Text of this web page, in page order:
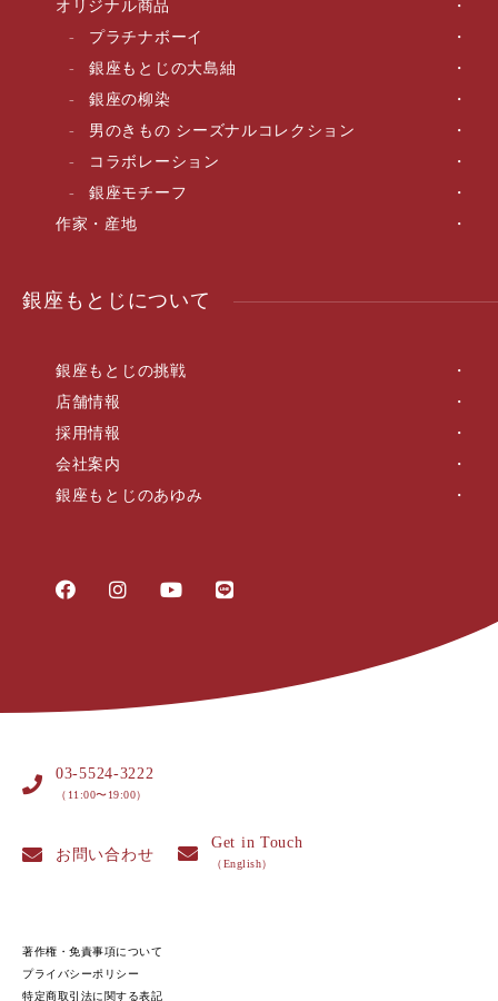
オリジナル商品
プラチナボーイ
銀座もとじの大島紬
銀座の柳染
男のきもの シーズナルコレクション
コラボレーション
銀座モチーフ
作家・産地
銀座もとじについて
銀座もとじの挑戦
店舗情報
採用情報
会社案内
銀座もとじのあゆみ
03-5524-3222
（11:00〜19:00）
お問い合わせ
Get in Touch
（English）
著作権・免責事項について
プライバシーポリシー
特定商取引法に関する表記